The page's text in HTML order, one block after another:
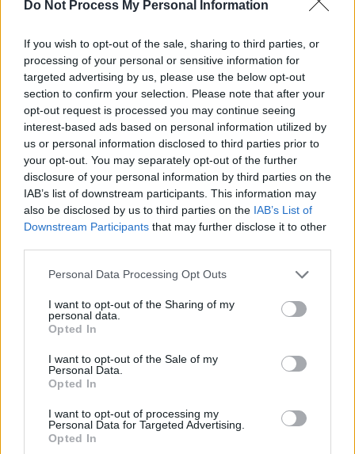
Do Not Process My Personal Information
If you wish to opt-out of the sale, sharing to third parties, or
processing of your personal or sensitive information for
targeted advertising by us, please use the below opt-out
section to confirm your selection. Please note that after your
opt-out request is processed you may continue seeing
interest-based ads based on personal information utilized by
us or personal information disclosed to third parties prior to
your opt-out. You may separately opt-out of the further
disclosure of your personal information by third parties on the
IAB’s list of downstream participants. This information may
also be disclosed by us to third parties on the IAB’s List of
Downstream Participants that may further disclose it to other
Personal Data Processing Opt Outs
I want to opt-out of the Sharing of my
personal data.
Opted In
I want to opt-out of the Sale of my
Personal Data.
Opted In
I want to opt-out of processing my
Personal Data for Targeted Advertising.
Opted In
Acțiunea Conservatoare (Târziu)
PUSL (D. Voiculescu)
PNȚCD (Pavelescu)
PNCR (Terheș)
Partidul Patrioților (Surugiu)
FAR (Coarnă)
România pe Primul Loc (Ponta)
Altul
Arhiva sondajelor